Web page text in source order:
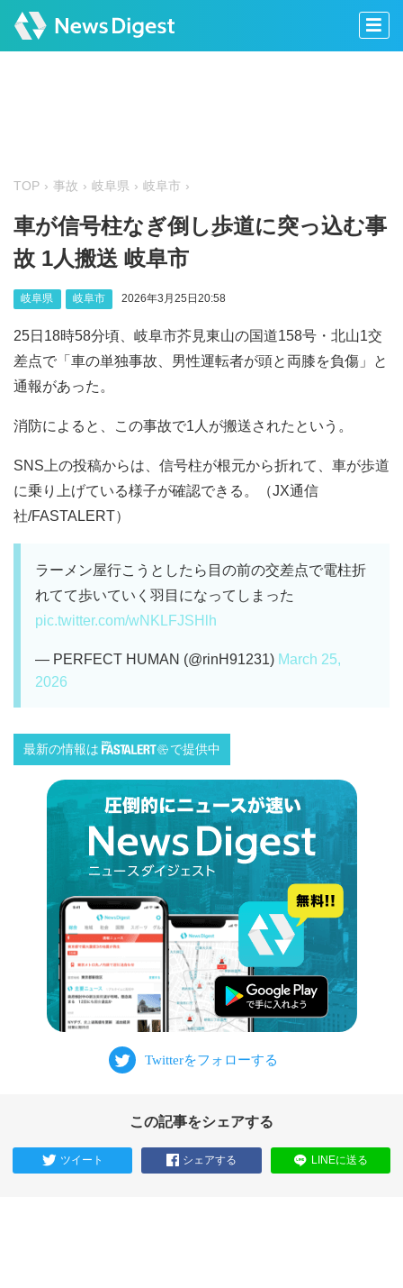
TOP 事故 岐阜県 岐阜市
車が信号柱なぎ倒し歩道に突っ込む事
故 1人搬送 岐阜市
岐阜県 岐阜市 2026年3月25日20:58
25日18時58分頃、岐阜市芥見東山の国道158号・北山1交
差点で「車の単独事故、男性運転者が頭と両膝を負傷」と
通報があった。
消防によると、この事故で1人が搬送されたという。
SNS上の投稿からは、信号柱が根元から折れて、車が歩道
に乗り上げている様子が確認できる。（JX通信
社/FASTALERT）
ラーメン屋行こうとしたら目の前の交差点で電柱折
れてて歩いていく羽目になってしまった
pic.twitter.com/wNKLFJSHlh
— PERFECT HUMAN (@rinH91231) March 25,
2026
最新の情報は で提供中
この記事をシェアする
ツイート シェアする LINEに送る